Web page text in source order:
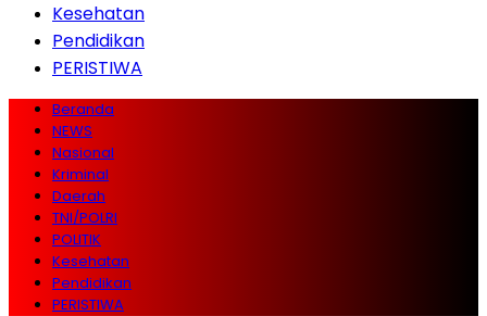
Kesehatan
Pendidikan
PERISTIWA
Beranda
NEWS
Nasional
Kriminal
Daerah
TNI/POLRI
POLITIK
Kesehatan
Pendidikan
PERISTIWA